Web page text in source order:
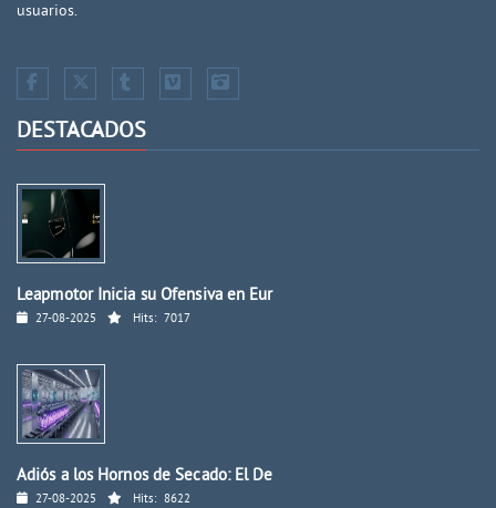
usuarios.
DESTACADOS
Leapmotor Inicia su Ofensiva en Eur
27-08-2025 Hits: 7017
Adiós a los Hornos de Secado: El De
27-08-2025 Hits: 8622